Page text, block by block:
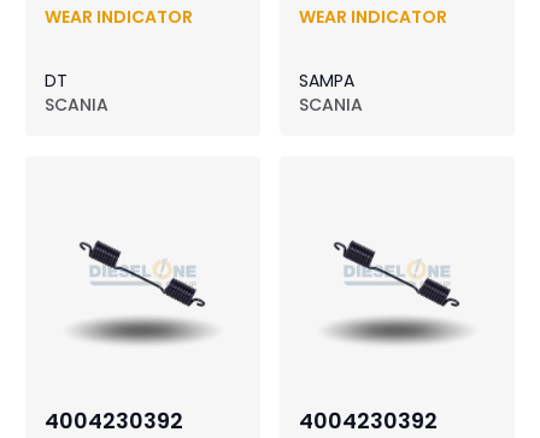
WEAR INDICATOR
DT
SCANIA
WEAR INDICATOR
SAMPA
SCANIA
4004230392 4004230392